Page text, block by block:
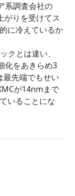
系調査会社の
りを受けてス
に冷えているか
クとは違い、
化をあきらめ3
先端でもせい
が14nmまで
いることにな